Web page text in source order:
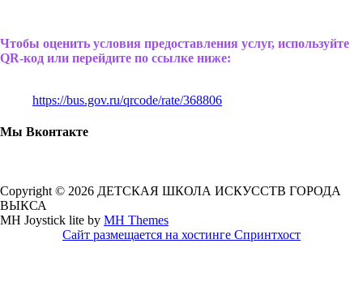
Чтобы оценить условия предоставления услуг, используйте
QR-код или перейдите по ссылке ниже:
https://bus.gov.ru/qrcode/rate/368806
Мы Вконтакте
Copyright © 2026 ДЕТСКАЯ ШКОЛА ИСКУССТВ ГОРОДА
ВЫКСА
MH Joystick lite by MH Themes
Сайт размещается на хостинге Спринтхост